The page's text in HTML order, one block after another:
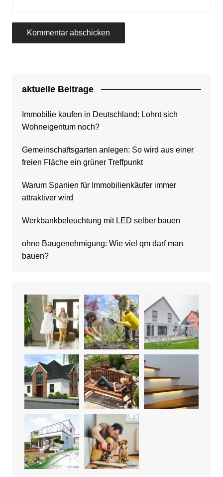
aktuelle Beitrage
Immobilie kaufen in Deutschland: Lohnt sich
Wohneigentum noch?
Gemeinschaftsgarten anlegen: So wird aus einer
freien Fläche ein grüner Treffpunkt
Warum Spanien für Immobilienkäufer immer
attraktiver wird
Werkbankbeleuchtung mit LED selber bauen
ohne Baugenehmigung: Wie viel qm darf man
bauen?